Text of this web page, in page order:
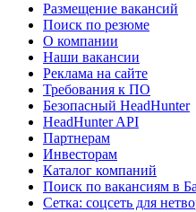
Размещение вакансий
Поиск по резюме
О компании
Наши вакансии
Реклама на сайте
Требования к ПО
Безопасный HeadHunter
HeadHunter API
Партнерам
Инвесторам
Каталог компаний
Поиск по вакансиям в
Сетка: соцсеть для